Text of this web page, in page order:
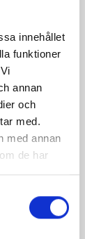
innehållet
funktioner
annan
och
med.
med annan
de har